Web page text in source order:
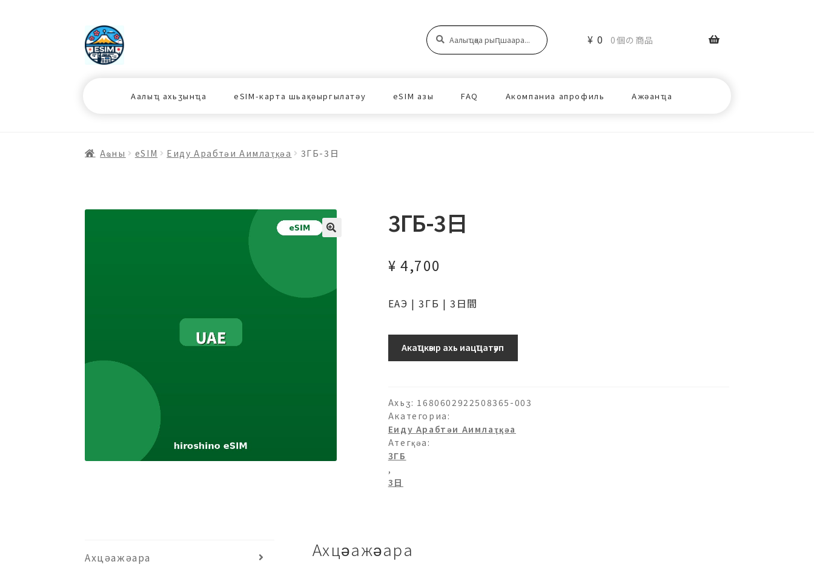
ナ
ビ
ゲ
ス
コ
ン
テ
プ
Аԥшаара:
Аԥшаара
Аалыҵ ахьӡынҵа eSIM-карта шьақәыргылатәу eSIM азы FAQ Акомпаниа апрофиль Ажәанҵа
¥ 0 0個の商品
Аҩны еSIM Еиду Арабтәи Аимлаҭқәа 3ГБ-3日
3ГБ-3日
¥ 4,700
ЕАЭ | 3ГБ | 3日間
Акаҵкәыр ахь иацҵатәуп
Ахьӡ: 1680602922508365-003
Акатегориа:
Еиду Арабтәи Аимлаҭқәа
Атегқәа:
3ГБ
,
3日
Ахцәажәара Ахцәажәара